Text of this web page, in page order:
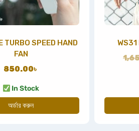
TURBO SPEED HAND
FAN
850.00৳
In Stock
অর্ডার করুন
WS31